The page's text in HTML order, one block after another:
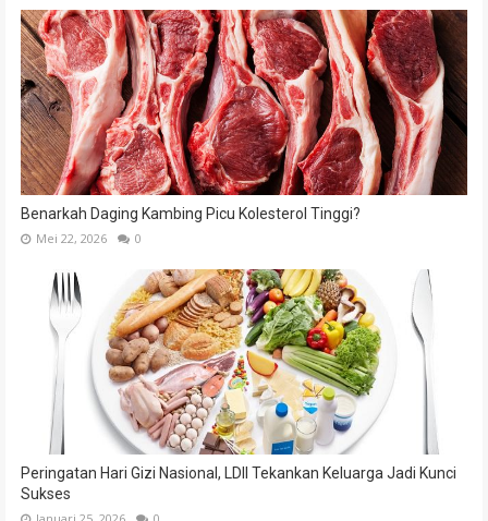
Benarkah Daging Kambing Picu Kolesterol Tinggi?
Mei 22, 2026 0
Peringatan Hari Gizi Nasional, LDII Tekankan Keluarga Jadi Kunci
Sukses